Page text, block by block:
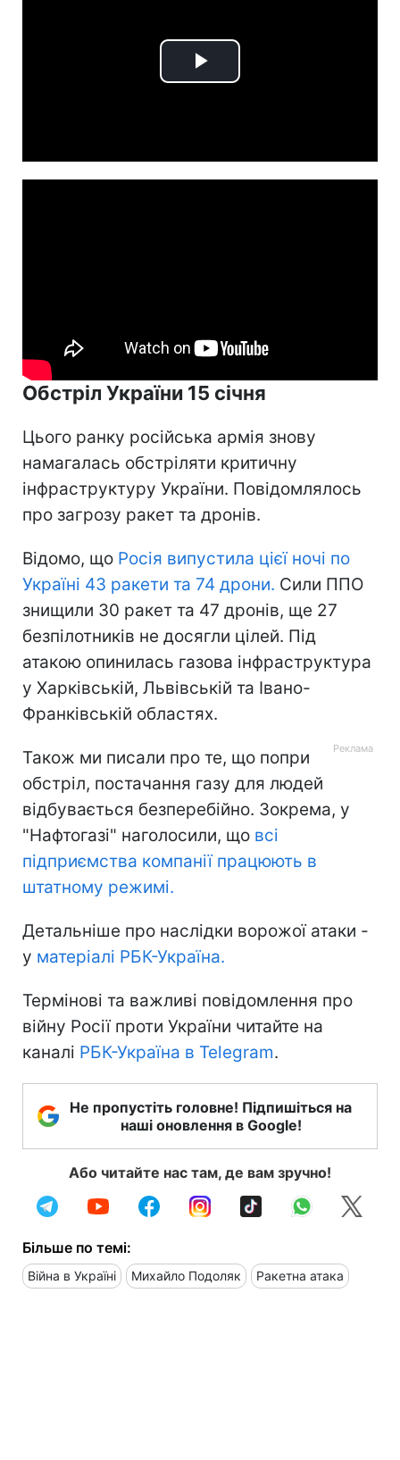
Play
Обстріл України 15 січня
Цього ранку російська армія знову
намагалась обстріляти критичну
інфраструктуру України. Повідомлялось
про загрозу ракет та дронів.
Відомо, що Росія випустила цієї ночі по
Україні 43 ракети та 74 дрони. Сили ППО
знищили 30 ракет та 47 дронів, ще 27
безпілотників не досягли цілей. Під
атакою опинилась газова інфраструктура
у Харківській, Львівській та Івано-
Франківській областях.
Також ми писали про те, що попри
обстріл, постачання газу для людей
відбувається безперебійно. Зокрема, у
"Нафтогазі" наголосили, що всі
підприємства компанії працюють в
штатному режимі.
Детальніше про наслідки ворожої атаки -
у матеріалі РБК-Україна.
Термінові та важливі повідомлення про
війну Росії проти України читайте на
каналі РБК-Україна в Telegram.
Не пропустіть головне! Підпишіться на
наші оновлення в Google!
Або читайте нас там, де вам зручно!
Більше по темі:
Війна в Україні Михайло Подоляк Ракетна атака